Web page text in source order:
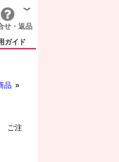
せ・返品
ガイド
品
ご注